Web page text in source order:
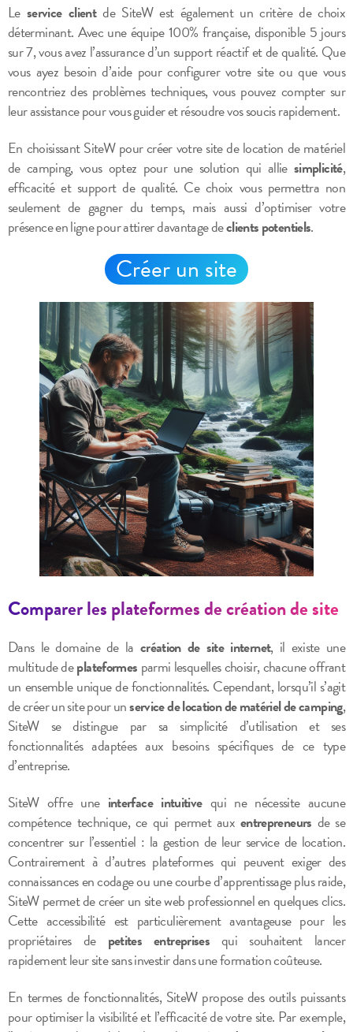
Leservice clientde SiteW est également un critère de choix
déterminant. Avec une équipe 100% française, disponible 5 jours
sur 7, vous avez l’assurance d’un support réactif et de qualité. Que
vous ayez besoin d’aide pour configurer votre site ou que vous
rencontriez des problèmes techniques, vous pouvez compter sur
leur assistance pour vous guider et résoudre vos soucis rapidement.
En choisissant SiteW pour créer votre site de location de matériel
de camping, vous optez pour une solution qui alliesimplicité,
efficacité et support de qualité. Ce choix vous permettra non
seulement de gagner du temps, mais aussi d’optimiser votre
présence en ligne pour attirer davantage declients potentiels.
Créer un site
Comparer les plateformes de création de site
Dans le domaine de la création de site internet, il existe une
multitude deplateformes parmi lesquelles choisir, chacune offrant
un ensemble unique de fonctionnalités. Cependant, lorsqu’il s’agit
de créer un site pour unservice de location de matériel de camping,
SiteW se distingue par sa simplicité d’utilisation et ses
fonctionnalités adaptées aux besoins spécifiques de ce type
d’entreprise.
SiteW offre une interface intuitivequi ne nécessite aucune
compétence technique, ce qui permet aux entrepreneurs de se
concentrer sur l’essentiel : la gestion de leur service de location.
Contrairement à d’autres plateformes qui peuvent exiger des
connaissances en codage ou une courbe d’apprentissage plus raide,
SiteW permet de créer un site web professionnel en quelques clics.
Cette accessibilité est particulièrement avantageuse pour les
propriétaires de petites entreprises qui souhaitent lancer
rapidement leur site sans investir dans une formation coûteuse.
En termes de fonctionnalités, SiteW propose des outils puissants
pour optimiser la visibilité et l’efficacité de votre site. Par exemple,